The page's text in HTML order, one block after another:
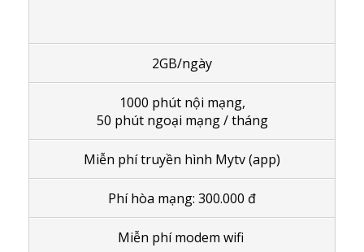
2GB/ngày
1000 phút nội mạng,
50 phút ngoại mạng / tháng
Miễn phí truyền hình Mytv (app)
Phí hòa mạng: 300.000 đ
Miễn phí modem wifi